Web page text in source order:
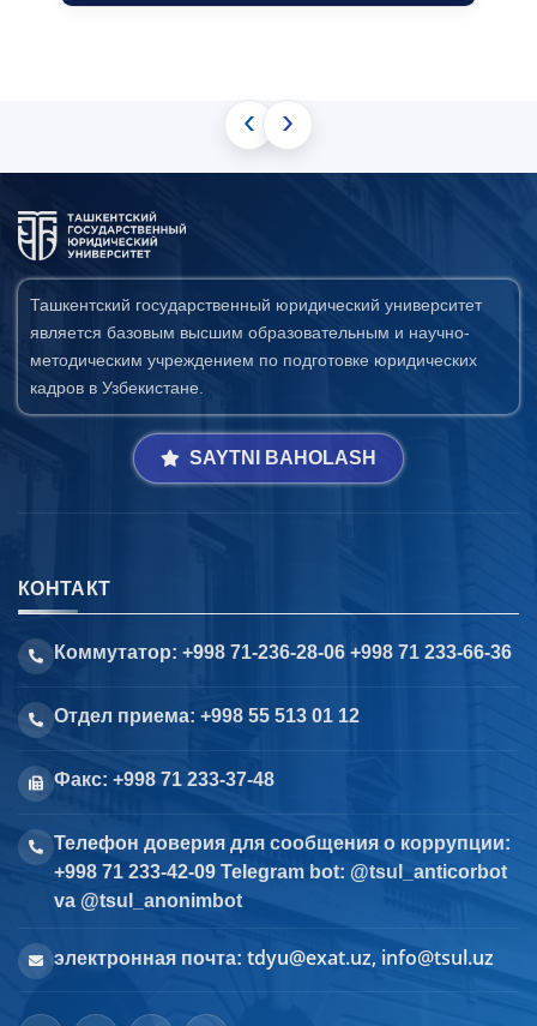
‹ ›
Ташкентский государственный юридический университет
является базовым высшим образовательным и научно-
методическим учреждением по подготовке юридических
кадров в Узбекистане.
SAYTNI BAHOLASH
КОНТАКТ
Коммутатор: +998 71-236-28-06 +998 71 233-66-36
Отдел приема: +998 55 513 01 12
Факс: +998 71 233-37-48
Телефон доверия для сообщения о коррупции:
+998 71 233-42-09 Telegram bot: @tsul_anticorbot
va @tsul_anonimbot
электронная почта: tdyu@exat.uz, info@tsul.uz